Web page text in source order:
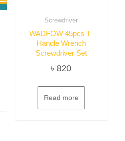
Screwdriver
WADFOW 45pcs T-
Handle Wrench
Screwdriver Set
৳820
Read more